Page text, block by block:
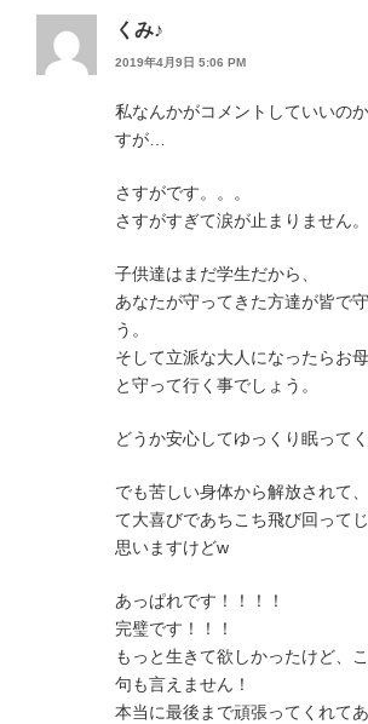
くみ♪
2019年4月9日 5:06 PM
私なんかがコメントしていいの
すが…
さすがです。。。
さすがすぎて涙が止まりません。
子供達はまだ学生だから、
あなたが守ってきた方達が皆で
う。
そして立派な大人になったらお
と守って行く事でしょう。
どうか安心してゆっくり眠ってく
でも苦しい身体から解放されて
て大喜びであちこち飛び回って
思いますけどw
あっぱれです！！！！
完璧です！！！
もっと生きて欲しかったけど、
句も言えません！
本当に最後まで頑張ってくれて